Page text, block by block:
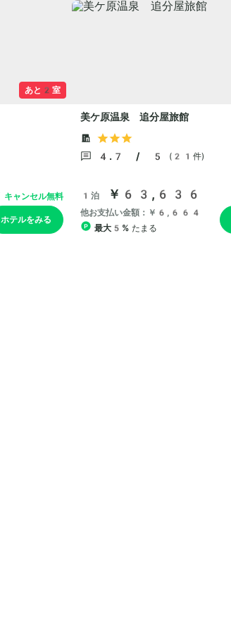
あと2室
キャンセル無料
ホテルをみる
美ケ原温泉 追分屋旅館
4.7 / 5 (21件)
1泊 ￥63,636
他お支払い金額：￥6,664
最大5% たまる